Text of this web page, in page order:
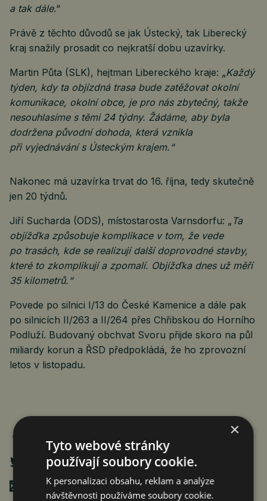
a tak dále.“
Právě z těchto důvodů se jak Ústecký, tak Liberecký
kraj snažily prosadit co nejkratší dobu uzavírky.
Martin Půta (SLK), hejtman Libereckého kraje: „Každý
týden, kdy ta objízdná trasa bude zatěžovat okolní
komunikace, okolní obce, je pro nás zbytečný, takže
nesouhlasíme s těmi 24 týdny. Žádáme, aby byla
dodržena původní dohoda, která vznikla
při vyjednávání s Ústeckým krajem.“
Nakonec má uzavírka trvat do 16. října, tedy skutečně
jen 20 týdnů.
Jiří Sucharda (ODS), místostarosta Varnsdorfu: „ Ta
objížďka způsobuje komplikace v tom, že vede
po trasách, kde se realizují další doprovodné stavby,
které to zkomplikují a zpomalí. Objížďka dnes už měří
35 kilometrů.“
Povede po silnici I/13 do České Kamenice a dále pak
po silnicích II/263 a II/264 přes Chřibskou do Horního
Podluží. Budovaný obchvat Svoru přijde skoro na půl
miliardy korun a ŘSD předpokládá, že ho zprovozní
letos v listopadu.
Poslat mailem
×
Tyto webové stránky
používají soubory cookie.
K personalizaci obsahu, reklam a analýze
návštěvnosti používáme soubory cookie.